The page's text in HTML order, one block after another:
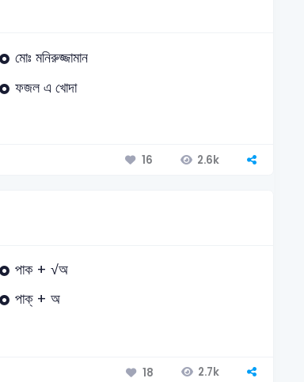
মোঃ মনিরুজ্জামান
ফজল এ খোদা
16 2.6k
পাক + √অ
পাক্‌ + অ
18 2.7k